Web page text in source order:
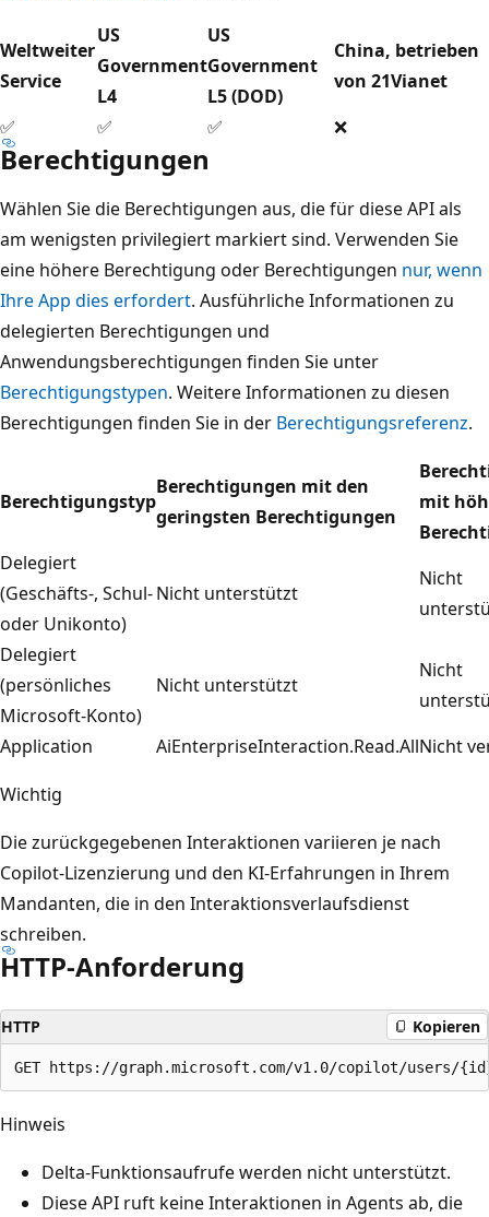
Weltweiter
Service
US
Government
L4
US
Government
L5 (DOD)
China, betrieben
von 21Vianet
✅
✅ ✅ ❌
Berechtigungen
Wählen Sie die Berechtigungen aus, die für diese API als
am wenigsten privilegiert markiert sind. Verwenden Sie
eine höhere Berechtigung oder Berechtigungen nur, wenn
Ihre App dies erfordert. Ausführliche Informationen zu
delegierten Berechtigungen und
Anwendungsberechtigungen finden Sie unter
Berechtigungstypen. Weitere Informationen zu diesen
Berechtigungen finden Sie in der Berechtigungsreferenz.
Berechtigungstyp
Berechtigungen mit den
geringsten Berechtigungen
mit
Delegiert
(Geschäfts-, Schul-
oder Unikonto)
Nicht unterstützt
Nicht
Delegiert
(persönliches
Microsoft-Konto)
Nicht unterstützt
Nicht
Application
AiEnterpriseInteraction.Read.AllNicht
Wichtig
Die zurückgegebenen Interaktionen variieren je nach
Copilot-Lizenzierung und den KI-Erfahrungen in Ihrem
Mandanten, die in den Interaktionsverlaufsdienst
schreiben.
HTTP-Anforderung
HTTP Kopieren
Hinweis
Delta-Funktionsaufrufe werden nicht unterstützt.
Diese API ruft keine Interaktionen in Agents ab, die